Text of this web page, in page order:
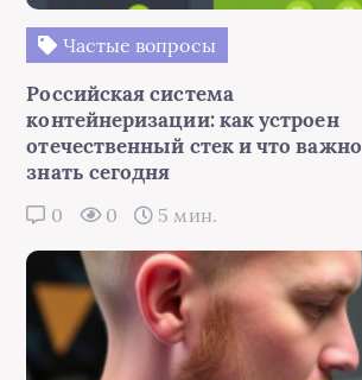
Частые вопросы
Российская система
контейнеризации: как устроен
отечественный стек и что важно
знать сегодня
0 0 5 мин.